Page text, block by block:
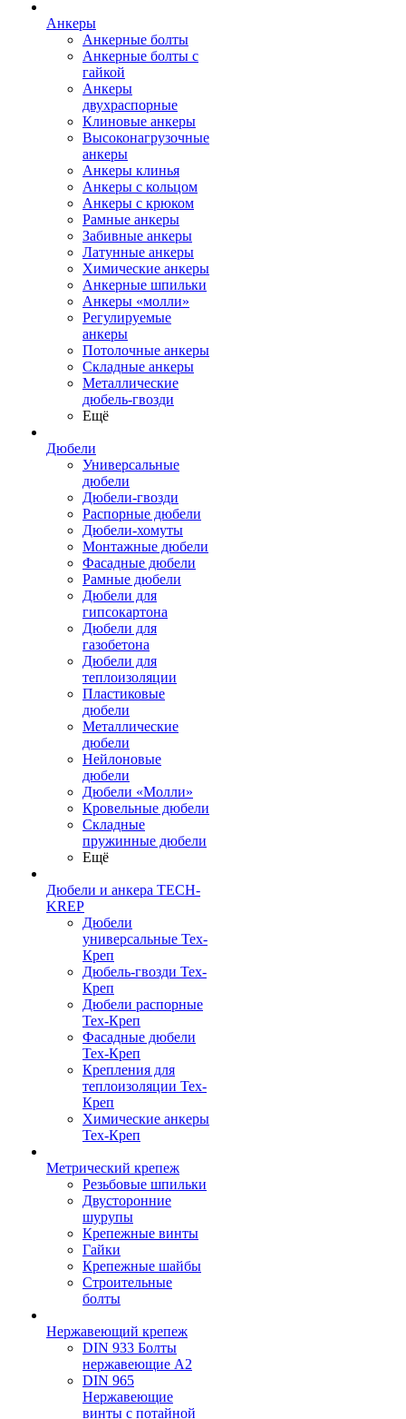
Анкеры
Анкерные болты
Анкерные болты с
гайкой
Анкеры
двухраспорные
Клиновые анкеры
Высоконагрузочные
анкеры
Анкеры клинья
Анкеры с кольцом
Анкеры с крюком
Рамные анкеры
Забивные анкеры
Латунные анкеры
Химические анкеры
Анкерные шпильки
Анкеры «молли»
Регулируемые
анкеры
Потолочные анкеры
Складные анкеры
Металлические
дюбель-гвозди
Ещё
Дюбели
Универсальные
дюбели
Дюбели-гвозди
Распорные дюбели
Дюбели-хомуты
Монтажные дюбели
Фасадные дюбели
Рамные дюбели
Дюбели для
гипсокартона
Дюбели для
газобетона
Дюбели для
теплоизоляции
Пластиковые
дюбели
Металлические
дюбели
Нейлоновые
дюбели
Дюбели «Молли»
Кровельные дюбели
Складные
пружинные дюбели
Ещё
Дюбели и анкера TECH-
KREP
Дюбели
универсальные Тех-
Креп
Дюбель-гвозди Тех-
Креп
Дюбели распорные
Тех-Креп
Фасадные дюбели
Тех-Креп
Крепления для
теплоизоляции Тех-
Креп
Химические анкеры
Тех-Креп
Метрический крепеж
Резьбовые шпильки
Двусторонние
шурупы
Крепежные винты
Гайки
Крепежные шайбы
Строительные
болты
Нержавеющий крепеж
DIN 933 Болты
нержавеющие А2
DIN 965
Нержавеющие
винты с потайной